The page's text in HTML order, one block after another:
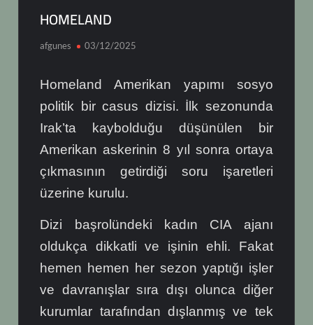
HOMELAND
afgunes 03/12/2025
Homeland Amerikan yapımı sosyo
politik bir casus dizisi. İlk sezonunda
Irak’ta kaybolduğu düşünülen bir
Amerikan askerinin 8 yıl sonra ortaya
çıkmasının getirdiği soru işaretleri
üzerine kurulu.
Dizi başrolündeki kadın CIA ajanı
oldukça dikkatli ve işinin ehli. Fakat
hemen hemen her sezon yaptığı işler
ve davranışlar sıra dışı olunca diğer
kurumlar tarafından dışlanmış ve tek